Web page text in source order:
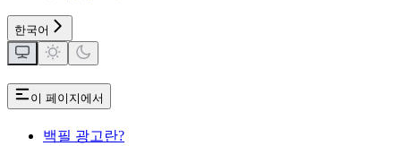
한국어
이 페이지에서
백필 광고란?